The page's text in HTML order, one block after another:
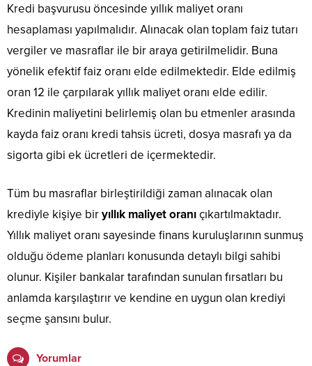
Kredi başvurusu öncesinde yıllık maliyet oranı
hesaplaması yapılmalıdır. Alınacak olan toplam faiz tutarı
vergiler ve masraflar ile bir araya getirilmelidir. Buna
yönelik efektif faiz oranı elde edilmektedir. Elde edilmiş
oran 12 ile çarpılarak yıllık maliyet oranı elde edilir.
Kredinin maliyetini belirlemiş olan bu etmenler arasında
kayda faiz oranı kredi tahsis ücreti, dosya masrafı ya da
sigorta gibi ek ücretleri de içermektedir.
Tüm bu masraflar birleştirildiği zaman alınacak olan
krediyle kişiye biryıllık maliyet oranıçıkartılmaktadır.
Yıllık maliyet oranı sayesinde finans kuruluşlarının sunmuş
olduğu ödeme planları konusunda detaylı bilgi sahibi
olunur. Kişiler bankalar tarafından sunulan fırsatları bu
anlamda karşılaştırır ve kendine en uygun olan krediyi
seçme şansını bulur.
Yorumlar